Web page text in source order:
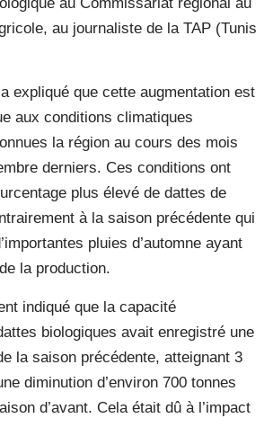
au journaliste de la TAP (Tunis
expliqué que cette augmentation est
aux conditions climatiques
la région au cours des mois
derniers. Ces conditions ont
plus élevé de dattes de
à la saison précédente qui
pluies d’automne ayant
la production.
indiqué que la capacité
biologiques avait enregistré une
la saison précédente, atteignant 3
diminution d’environ 700 tonnes
d’avant. Cela était dû à l’impact